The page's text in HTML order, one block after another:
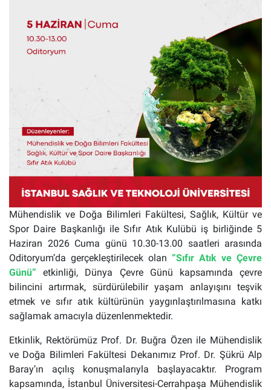
Mühendislik ve Doğa Bilimleri Fakültesi, Sağlık, Kültür ve
Spor Daire Başkanlığı ile Sıfır Atık Kulübü iş birliğinde 5
Haziran 2026 Cuma günü 10.30-13.00 saatleri arasında
Oditoryum’da gerçekleştirilecek olan “Sıfır Atık ve Çevre
Günü”etkinliği, Dünya Çevre Günü kapsamında çevre
bilincini artırmak, sürdürülebilir yaşam anlayışını teşvik
etmek ve sıfır atık kültürünün yaygınlaştırılmasına katkı
sağlamak amacıyla düzenlenmektedir.
Etkinlik, Rektörümüz Prof. Dr. Buğra Özen ile Mühendislik
ve Doğa Bilimleri Fakültesi Dekanımız Prof. Dr. Şükrü Alp
Baray’ın açılış konuşmalarıyla başlayacaktır. Program
kapsamında, İstanbul Üniversitesi-Cerrahpaşa Mühendislik